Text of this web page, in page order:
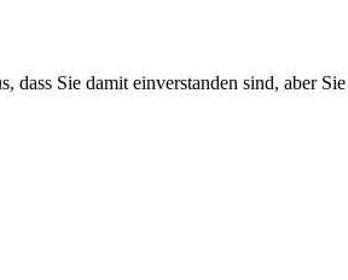
Sie damit einverstanden sind, aber